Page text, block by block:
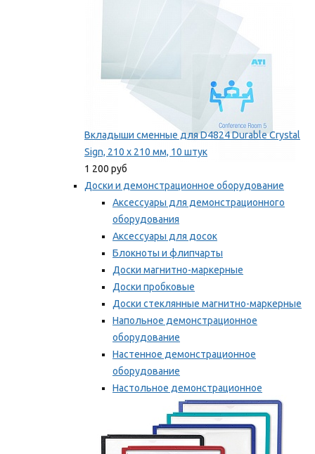
Вкладыши сменные для D4824 Durable Crystal
Sign, 210 x 210 мм, 10 штук
1 200 руб
Доски и демонстрационное оборудование
Аксессуары для демонстрационного
оборудования
Аксессуары для досок
Блокноты и флипчарты
Доски магнитно-маркерные
Доски пробковые
Доски стеклянные магнитно-маркерные
Напольное демонстрационное
оборудование
Настенное демонстрационное
оборудование
Настольное демонстрационное
оборудование
Мы рекомендуем